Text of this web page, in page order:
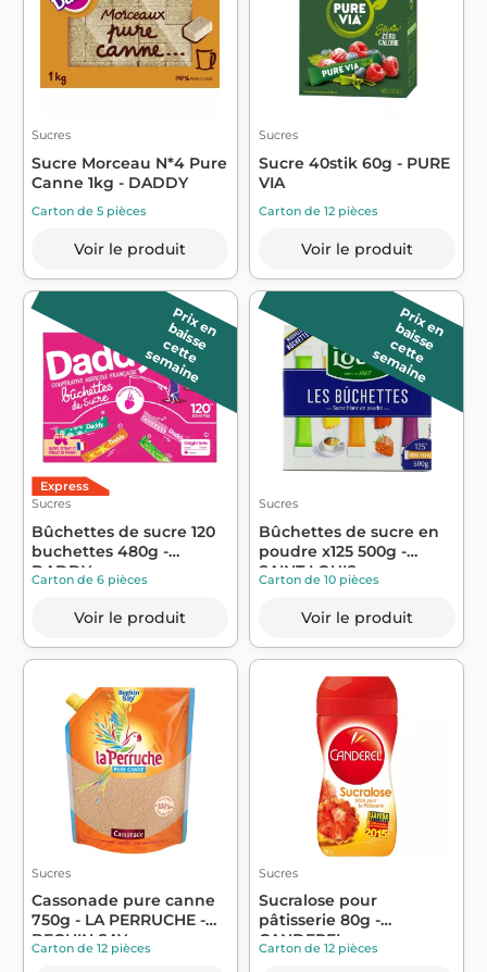
Sucres
Sucre Morceau N*4 Pure
Canne 1kg - DADDY
Carton de 5 pièces
Voir le produit
Sucres
Sucre 40stik 60g - PURE
VIA
Carton de 12 pièces
Voir le produit
P
r
ix
e
n b
a
is
s
e
c
e
t
t
e
s
e
m
a
in
e
Express
Sucres
Bûchettes de sucre 120
buchettes 480g -
DADDY
Carton de 6 pièces
Voir le produit
P
r
ix
e
n b
a
is
s
e
c
e
t
t
e
s
e
m
a
in
e
Sucres
Bûchettes de sucre en
poudre x125 500g -
SAINT LOUIS
Carton de 10 pièces
Voir le produit
Sucres
Cassonade pure canne
750g - LA PERRUCHE -
BEGHIN SAY
Carton de 12 pièces
Sucres
Sucralose pour
pâtisserie 80g -
CANDEREL
Carton de 12 pièces